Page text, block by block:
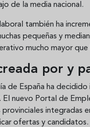
de la media nacional.
también ha
pequeñas y
mucho mayor que
por y
de España ha decidido
El nuevo Portal de
integradas
ofertas y candidatos.